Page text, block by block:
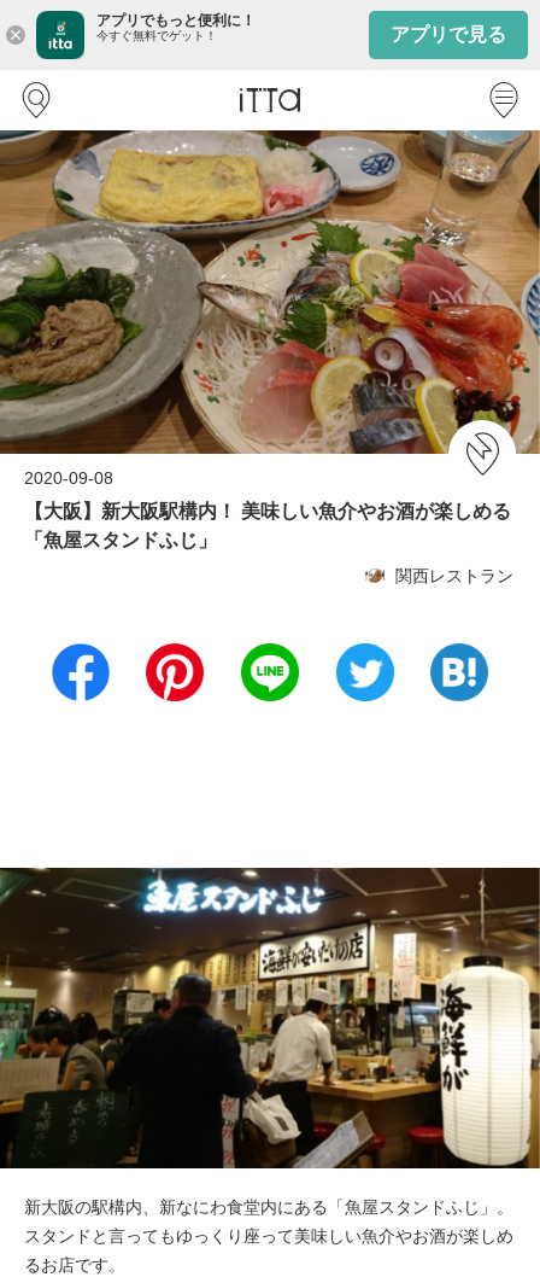
close
アプリでもっと便利に！
今すぐ無料でゲット！ アプリで見る
2020-09-08
【大阪】新大阪駅構内！ 美味しい魚介やお酒が楽しめる
「魚屋スタンドふじ」
関西レストラン
新大阪の駅構内、新なにわ食堂内にある「魚屋スタンドふじ」。
スタンドと言ってもゆっくり座って美味しい魚介やお酒が楽しめ
るお店です。